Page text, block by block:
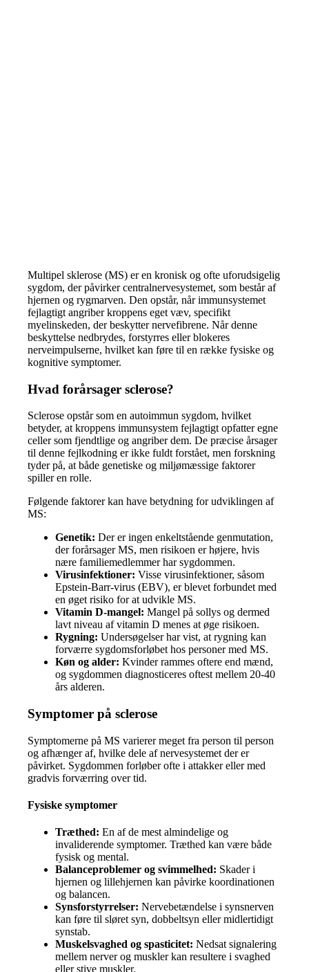
Multipel sklerose (MS) er en kronisk og ofte uforudsigelig
sygdom, der påvirker centralnervesystemet, som består af
hjernen og rygmarven. Den opstår, når immunsystemet
fejlagtigt angriber kroppens eget væv, specifikt
myelinskeden, der beskytter nervefibrene. Når denne
beskyttelse nedbrydes, forstyrres eller blokeres
nerveimpulserne, hvilket kan føre til en række fysiske og
kognitive symptomer.
Hvad forårsager sclerose?
Sclerose opstår som en autoimmun sygdom, hvilket
betyder, at kroppens immunsystem fejlagtigt opfatter egne
celler som fjendtlige og angriber dem. De præcise årsager
til denne fejlkodning er ikke fuldt forstået, men forskning
tyder på, at både genetiske og miljømæssige faktorer
spiller en rolle.
Følgende faktorer kan have betydning for udviklingen af
MS:
Genetik: Der er ingen enkeltstående genmutation,
der forårsager MS, men risikoen er højere, hvis
nære familiemedlemmer har sygdommen.
Virusinfektioner: Visse virusinfektioner, såsom
Epstein-Barr-virus (EBV), er blevet forbundet med
en øget risiko for at udvikle MS.
Vitamin D-mangel: Mangel på sollys og dermed
lavt niveau af vitamin D menes at øge risikoen.
Rygning: Undersøgelser har vist, at rygning kan
forværre sygdomsforløbet hos personer med MS.
Køn og alder: Kvinder rammes oftere end mænd,
og sygdommen diagnosticeres oftest mellem 20-40
års alderen.
Symptomer på sclerose
Symptomerne på MS varierer meget fra person til person
og afhænger af, hvilke dele af nervesystemet der er
påvirket. Sygdommen forløber ofte i attakker eller med
gradvis forværring over tid.
Fysiske symptomer
Træthed: En af de mest almindelige og
invaliderende symptomer. Træthed kan være både
fysisk og mental.
Balanceproblemer og svimmelhed: Skader i
hjernen og lillehjernen kan påvirke koordinationen
og balancen.
Synsforstyrrelser: Nervebetændelse i synsnerven
kan føre til sløret syn, dobbeltsyn eller midlertidigt
synstab.
Muskelsvaghed og spasticitet: Nedsat signalering
mellem nerver og muskler kan resultere i svaghed
eller stive muskler.